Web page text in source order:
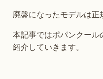
廃盤になったモデルは正
本記事ではポパンクー
紹介していきます。